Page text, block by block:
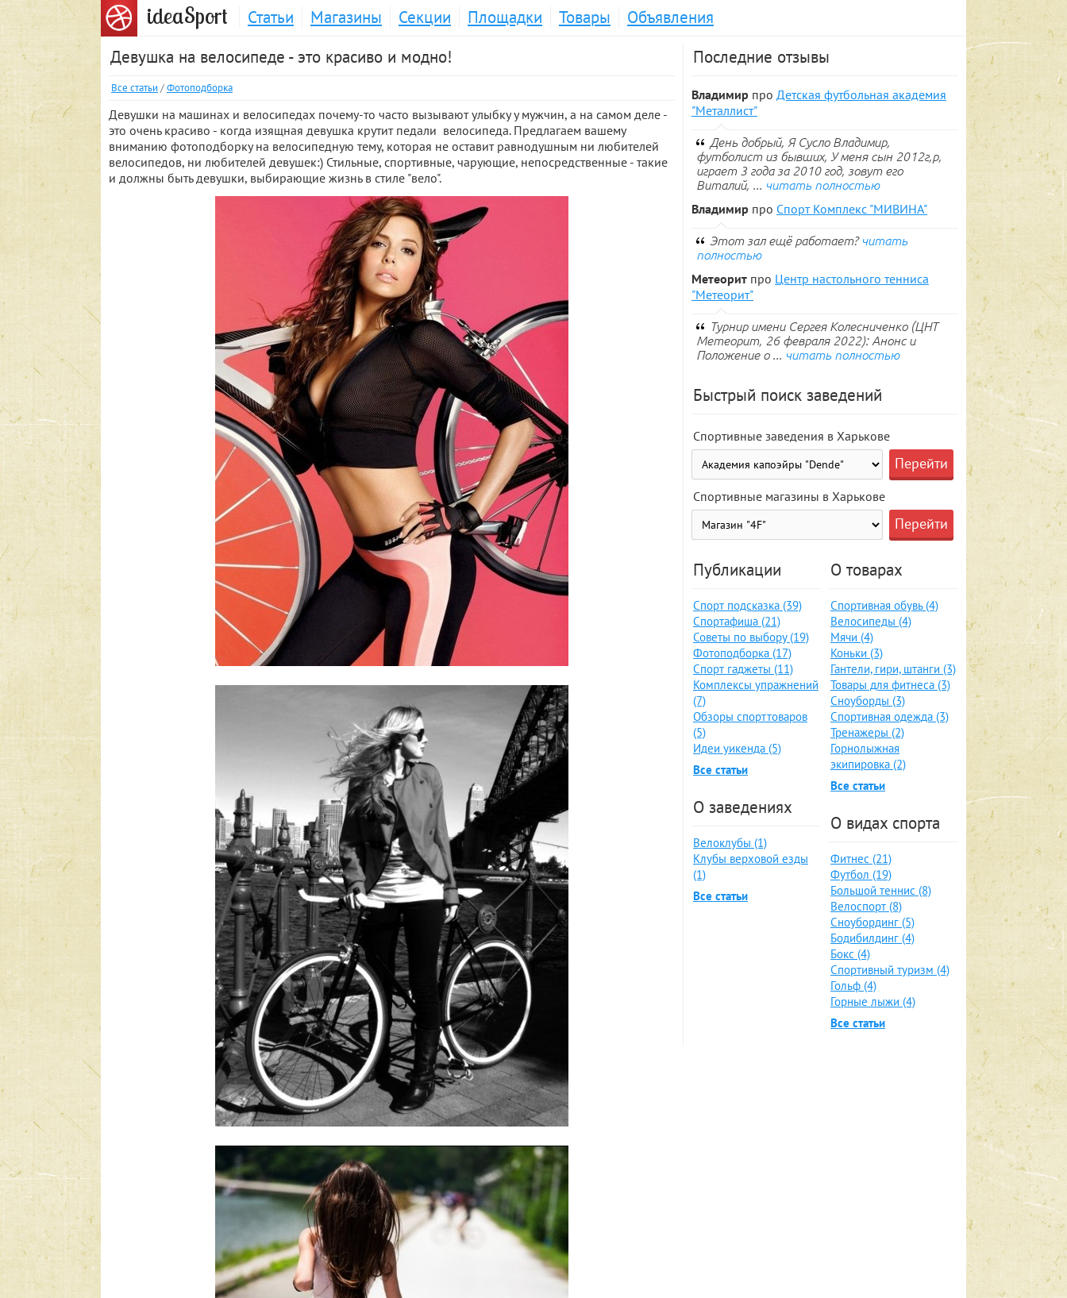
ideaSport Статьи Магазины Секции Площадки Товары
Объявления
Девушка на велосипеде - это красиво и модно!
Все статьи /Фотоподборка
Девушки на машинах и велосипедах почему-то часто вызывают улыбку у мужчин, а на самом деле -
это очень красиво - когда изящная девушка крутит педали велосипеда. Предлагаем вашему
вниманию фотоподборку на велосипедную тему, которая не оставит равнодушным ни любителей
велосипедов, ни любителей девушек:) Стильные, спортивные, чарующие, непосредственные - такие
и должны быть девушки, выбирающие жизнь в стиле "вело".
Последние отзывы
Владимир про Детская футбольная академия
"Металлист"
День добрый, Я Сусло Владимир,
футболист из бывших, У меня сын 2012г,р,
играет 3 года за 2010 год, зовут его
Виталий, ... читать полностью
Владимир про Спорт Комплекс "МИВИНА"
Этот зал ещё работает? читать
полностью
Метеорит про Центр настольного тенниса
"Метеорит"
Турнир имени Сергея Колесниченко (ЦНТ
Метеорит, 26 февраля 2022): Анонс и
Положение о ... читать полностью
Быстрый поиск заведений
Спортивные заведения в Харькове
Спортивные магазины в Харькове
Публикации
Спорт подсказка (39)
Спортафиша (21)
Советы по выбору (19)
Фотоподборка (17)
Спорт гаджеты (11)
Комплексы упражнений
(7)
Обзоры спорттоваров
(5)
Идеи уикенда (5)
Все статьи
О заведениях
Велоклубы (1)
Клубы верховой езды
(1)
Все статьи
О товарах
Спортивная обувь (4)
Велосипеды (4)
Мячи (4)
Коньки (3)
Гантели, гири, штанги (3)
Товары для фитнеса (3)
Сноуборды (3)
Спортивная одежда (3)
Тренажеры (2)
Горнолыжная
экипировка (2)
Все статьи
О видах спорта
Фитнес (21)
Футбол (19)
Большой теннис (8)
Велоспорт (8)
Сноубординг (5)
Бодибилдинг (4)
Бокс (4)
Спортивный туризм (4)
Гольф (4)
Горные лыжи (4)
Все статьи